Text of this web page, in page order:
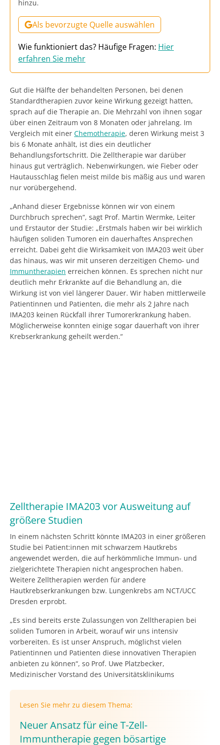
hinzu.
Als bevorzugte Quelle auswählen
Wie funktioniert das? Häufige Fragen: Hier
erfahren Sie mehr
Gut die Hälfte der behandelten Personen, bei denen
Standardtherapien zuvor keine Wirkung gezeigt hatten,
sprach auf die Therapie an. Die Mehrzahl von ihnen sogar
über einen Zeitraum von 8 Monaten oder jahrelang. Im
Vergleich mit einer Chemotherapie, deren Wirkung meist 3
bis 6 Monate anhält, ist dies ein deutlicher
Behandlungsfortschritt. Die Zelltherapie war darüber
hinaus gut verträglich. Nebenwirkungen, wie Fieber oder
Hautausschlag fielen meist milde bis mäßig aus und waren
nur vorübergehend.
„Anhand dieser Ergebnisse können wir von einem
Durchbruch sprechen“, sagt Prof. Martin Wermke, Leiter
und Erstautor der Studie: „Erstmals haben wir bei wirklich
häufigen soliden Tumoren ein dauerhaftes Ansprechen
erreicht. Dabei geht die Wirksamkeit von IMA203 weit über
das hinaus, was wir mit unseren derzeitigen Chemo- und
Immuntherapien erreichen können. Es sprechen nicht nur
deutlich mehr Erkrankte auf die Behandlung an, die
Wirkung ist von viel längerer Dauer. Wir haben mittlerweile
Patientinnen und Patienten, die mehr als 2 Jahre nach
IMA203 keinen Rückfall ihrer Tumorerkrankung haben.
Möglicherweise konnten einige sogar dauerhaft von ihrer
Krebserkrankung geheilt werden.“
Zelltherapie IMA203 vor Ausweitung auf
größere Studien
In einem nächsten Schritt könnte IMA203 in einer größeren
Studie bei Patient:innen mit schwarzem Hautkrebs
angewendet werden, die auf herkömmliche Immun- und
zielgerichtete Therapien nicht angesprochen haben.
Weitere Zelltherapien werden für andere
Hautkrebserkrankungen bzw. Lungenkrebs am NCT/UCC
Dresden erprobt.
„Es sind bereits erste Zulassungen von Zelltherapien bei
soliden Tumoren in Arbeit, worauf wir uns intensiv
vorbereiten. Es ist unser Anspruch, möglichst vielen
Patientinnen und Patienten diese innovativen Therapien
anbieten zu können“, so Prof. Uwe Platzbecker,
Medizinischer Vorstand des Universitätsklinikums
Lesen Sie mehr zu diesem Thema:
Neuer Ansatz für eine T-Zell-
Immuntherapie gegen bösartige